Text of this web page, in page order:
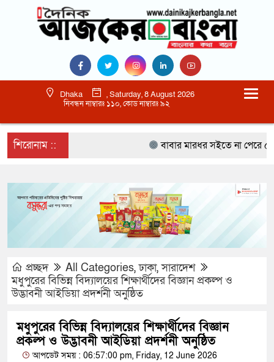
Dhaka
, Saturday, 8 August 2026
নিবন্ধন নাম্বারঃ ১১০, কোড নাম্বারঃ ৯২
শিরোনাম :: বাবার মারধর সইতে না পেরে
প্রচ্ছদ All Categories,ঢাকা,সারাদেশ
মধুপুরের বিভিন্ন বিদ্যালয়ের শিক্ষার্থীদের বিজ্ঞান প্রকল্প ও
উদ্ভাবনী আইডিয়া প্রদর্শনী অনুষ্ঠিত
মধুপুরের বিভিন্ন বিদ্যালয়ের শিক্ষার্থীদের বিজ্ঞান
প্রকল্প ও উদ্ভাবনী আইডিয়া প্রদর্শনী অনুষ্ঠিত
আপডেট সময় : 06:57:00 pm, Friday, 12 June 2026